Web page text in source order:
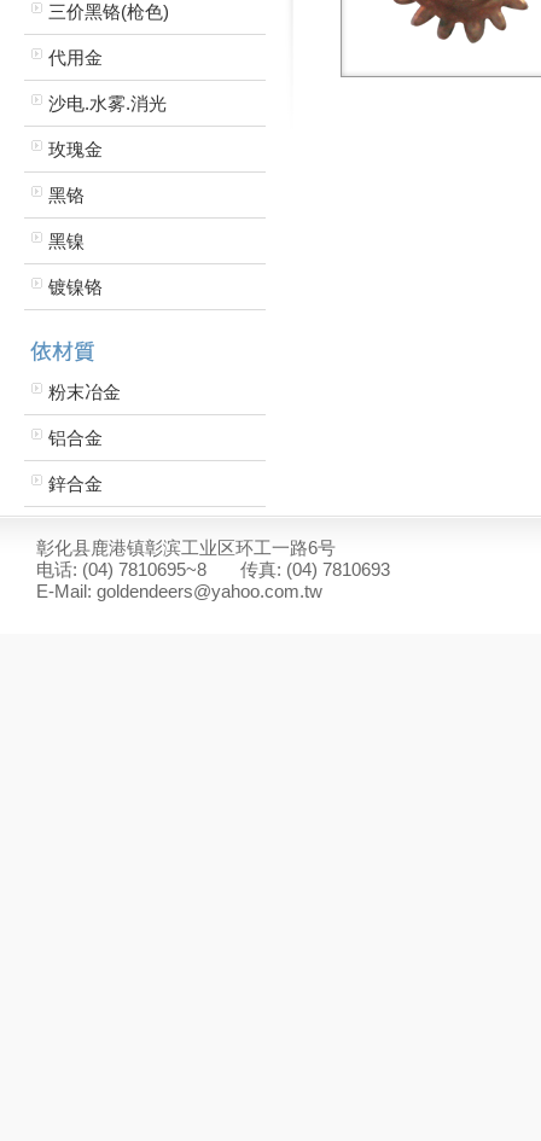
三价黑铬(枪色)
代用金
沙电.水雾.消光
玫瑰金
黑铬
黑镍
镀镍铬
粉末冶金
铝合金
鋅合金
彰化县鹿港镇彰滨工业区环工一路6号
电话: (04) 7810695~8 传真: (04) 7810693
E-Mail: goldendeers@yahoo.com.tw